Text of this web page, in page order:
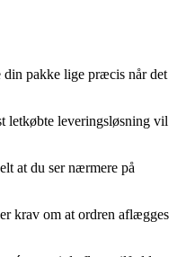
din pakke lige præcis når det
letkøbte leveringsløsning vil
at du ser nærmere på
krav om at ordren aflægges